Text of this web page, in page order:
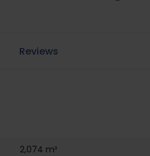
Reviews
2,074 m²